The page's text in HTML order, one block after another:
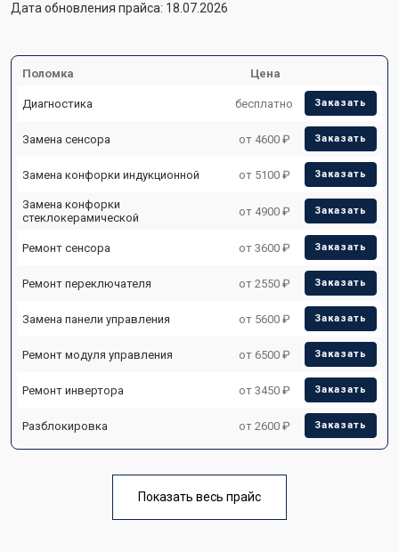
Дата обновления прайса: 18.07.2026
Поломка Цена
Диагностика бесплатно Заказать
Замена сенсора от 4600 ₽ Заказать
Замена конфорки индукционной от 5100 ₽ Заказать
Замена конфорки
стеклокерамической
от 4900 ₽ Заказать
Ремонт сенсора от 3600 ₽ Заказать
Ремонт переключателя от 2550 ₽ Заказать
Замена панели управления от 5600 ₽ Заказать
Ремонт модуля управления от 6500 ₽ Заказать
Ремонт инвертора от 3450 ₽ Заказать
Разблокировка от 2600 ₽ Заказать
Показать весь прайс